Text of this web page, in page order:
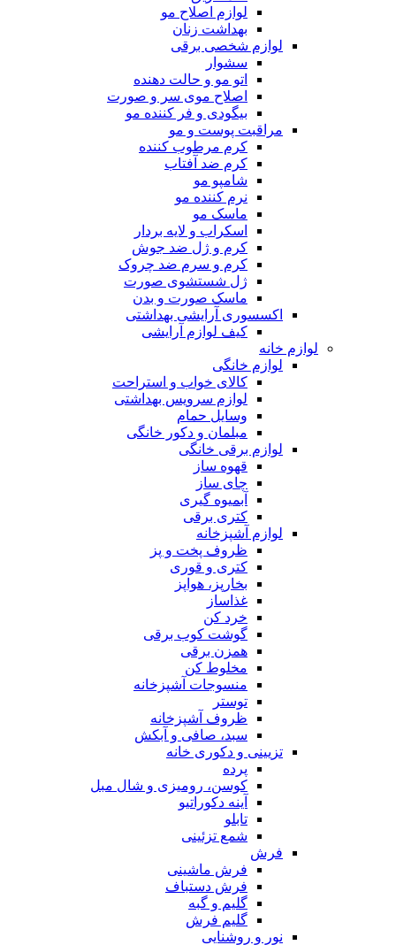
لوازم اصلاح مو
بهداشت زنان
لوازم شخصی برقی
سشوار
اتو مو و حالت دهنده
اصلاح موی سر و صورت
بیگودی و فر کننده مو
مراقبت پوست و مو
کرم مرطوب کننده
کرم ضد آفتاب
شامپو مو
نرم کننده مو
ماسک مو
اسکراب و لایه بردار
کرم و ژل ضد جوش
کرم و سرم ضد چروک
ژل شستشوی صورت
ماسک صورت و بدن
اکسسوری آرایشی بهداشتی
کیف لوازم آرایشی
لوازم خانه
لوازم خانگی
کالای خواب و استراحت
لوازم سرویس بهداشتی
وسایل حمام
مبلمان و دکور خانگی
لوازم برقی خانگی
قهوه ساز
چای ساز
آبمیوه گیری
کتری برقی
لوازم آشپزخانه
ظروف پخت و پز
کتری و قوری
بخارپز، هواپز
غذاساز
خرد کن
گوشت کوب برقی
همزن برقی
مخلوط کن
منسوجات آشپزخانه
توستر
ظروف آشپزخانه
سبد، صافی و آبکش
تزیینی و دکوری خانه
پرده
کوسن، رومیزی و شال مبل
آینه دکوراتیو
تابلو
شمع تزئینی
فرش
فرش ماشینی
فرش دستباف
گلیم و گبه
گلیم فرش
نور و روشنایی